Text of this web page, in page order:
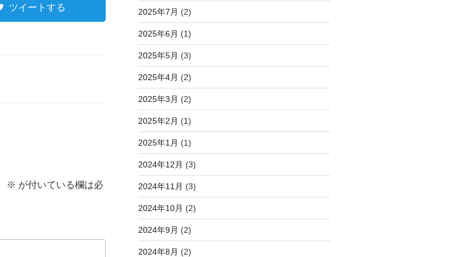
ツイートする
※ が付いている欄は必
2025年7月 (2)
2025年6月 (1)
2025年5月 (3)
2025年4月 (2)
2025年3月 (2)
2025年2月 (1)
2025年1月 (1)
2024年12月 (3)
2024年11月 (3)
2024年10月 (2)
2024年9月 (2)
2024年8月 (2)